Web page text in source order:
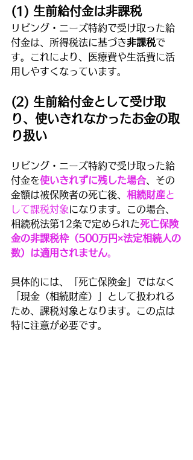
(1) 生前給付金は非課税
リビング・ニーズ特約で受け取った給
付金は、所得税法に基づき非課税で
す。これにより、医療費や生活費に活
用しやすくなっています。
(2) 生前給付金として受け取
り、使いきれなかったお金の取
り扱い
リビング・ニーズ特約で受け取った給
付金を使いきれずに残した場合、その
金額は被保険者の死亡後、 相続財産と
して課税対象 になります。この場合、
相続税法第12条で定められた死亡保険
金の非課税枠（500万円×法定相続人の
数）は適用されません。
具体的には、「死亡保険金」ではなく
「現金（相続財産）」として扱われる
ため、課税対象となります。この点は
特に注意が必要です。